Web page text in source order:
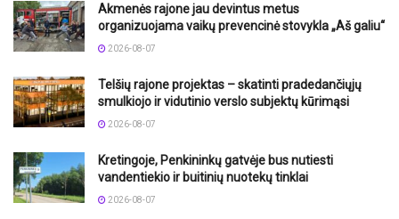
Akmenės rajone jau devintus metus
organizuojama vaikų prevencinė stovykla „Aš galiu“
2026-08-07
Telšių rajone projektas – skatinti pradedančiųjų
smulkiojo ir vidutinio verslo subjektų kūrimąsi
2026-08-07
Kretingoje, Penkininkų gatvėje bus nutiesti
vandentiekio ir buitinių nuotekų tinklai
2026-08-07